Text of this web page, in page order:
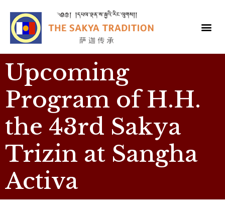
Upcoming
Program of H.H.
the 43rd Sakya
Trizin at Sangha
Activa